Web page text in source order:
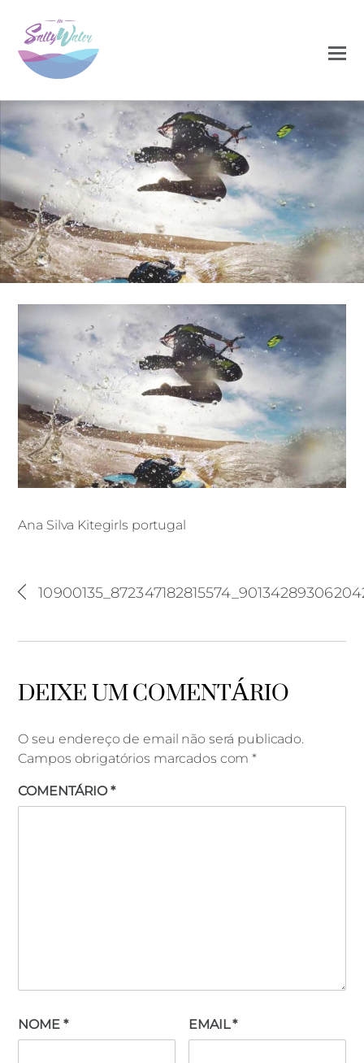
NOVEMBRO 17, 2020
Ana Silva Kitegirls portugal
DEIXE UM COMENTÁRIO
O seu endereço de email não será publicado.
Campos obrigatórios marcados com*
COMENTÁRIO*
NOME * EMAIL*